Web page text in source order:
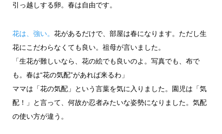
引っ越しする卵。春は自由です。
花は、強い。 花があるだけで、部屋は春になります。ただし生
花にこだわらなくても良い。祖母が言いました。
「生花が難しいなら、花の絵でも良いのよ。写真でも、布で
も。春は“花の気配”があれば来るわ」
ママは「花の気配」という言葉を気に入りました。園児は「気
配！」と言って、何故か忍者みたいな姿勢になりました。気配
の使い方が違う。